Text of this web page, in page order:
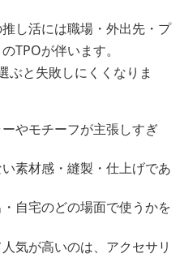
し活には職場・外出先・プ
TPOが伴います。
ぶと失敗しにくくなりま
ーやモチーフが主張しすぎ
い素材感・縫製・仕上げであ
・自宅のどの場面で使うかを
気が高いのは、アクセサリ